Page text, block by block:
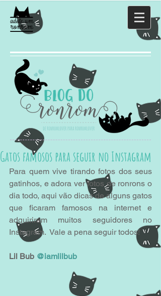
Gatos famosos para seguir no Instagram
Para quem vive tirando fotos dos seus
gatinhos, e adora ver fotos de ronrons o
dia todo, aqui vão dicas de alguns gatos
que ficaram famosos na internet e
adquiriram muitos seguidores no
Instagram.  Vale a pena seguir todos!
Lil Bub @iamlilbub